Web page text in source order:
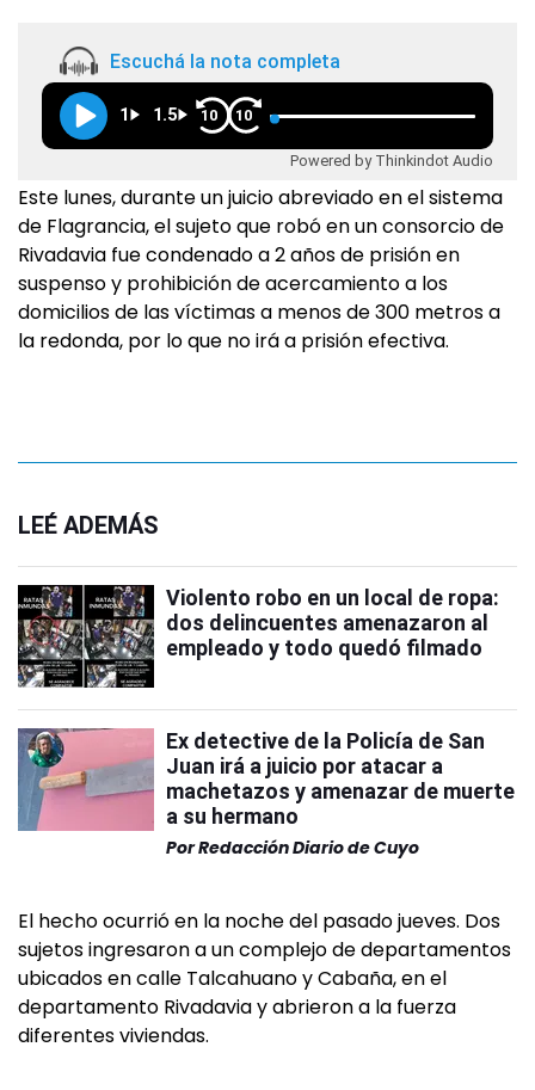
Escuchá la nota completa
1 1.5 10 10
Powered by Thinkindot Audio
Este lunes, durante un juicio abreviado en el sistema
de Flagrancia, el sujeto que robó en un consorcio de
Rivadavia fue condenado a 2 años de prisión en
suspenso y prohibición de acercamiento a los
domicilios de las víctimas a menos de 300 metros a
la redonda, por lo que no irá a prisión efectiva.
LEÉ ADEMÁS
Violento robo en un local de ropa:
dos delincuentes amenazaron al
empleado y todo quedó filmado
Ex detective de la Policía de San
Juan irá a juicio por atacar a
machetazos y amenazar de muerte
a su hermano
PorRedacción Diario de Cuyo
El hecho ocurrió en la noche del pasado jueves. Dos
sujetos ingresaron a un complejo de departamentos
ubicados en calle Talcahuano y Cabaña, en el
departamento Rivadavia y abrieron a la fuerza
diferentes viviendas.